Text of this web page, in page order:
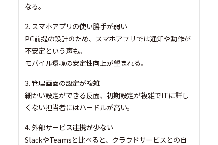
なる。
2. スマホアプリの使い勝手が弱い
PC前提の設計のため、スマホアプリでは通知や動作が
不安定という声も。
モバイル環境の安定性向上が望まれる。
3. 管理画面の設定が複雑
細かい設定ができる反面、初期設定が複雑でITに詳し
くない担当者にはハードルが高い。
4. 外部サービス連携が少ない
SlackやTeamsと比べると、クラウドサービスとの自